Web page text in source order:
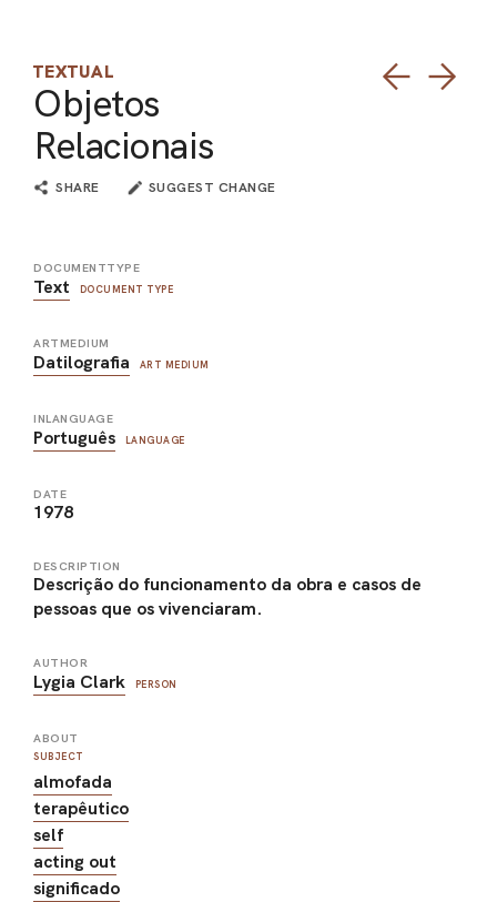
TEXTUAL
Objetos
Relacionais
SHARE SUGGEST CHANGE
DOCUMENTTYPE
Text DOCUMENT TYPE
ARTMEDIUM
Datilografia ART MEDIUM
INLANGUAGE
Português LANGUAGE
DATE
1978
DESCRIPTION
Descrição do funcionamento da obra e casos de
pessoas que os vivenciaram.
AUTHOR
Lygia Clark PERSON
ABOUT
SUBJECT
almofada
terapêutico
self
acting out
significado